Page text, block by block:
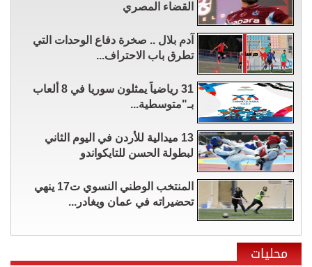
القضاء المصري
آدم بلال .. صخرة دفاع الوحدات التي
تطرق باب الاحتراف...
31 رياضياً يمثلون سوريا في 8 ألعاب
بـ"متوسطية...
13 ميدالية للأردن في اليوم الثاني
لبطولة الحسن للتايكواندو
المنتخب الوطني النسوي ت17 ينهي
تحضيراته في عمان ويغادر...
محليات